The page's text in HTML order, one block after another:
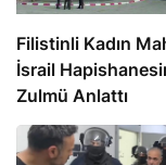
Filistinli Kadın
İsrail
Zulmü Anlattı